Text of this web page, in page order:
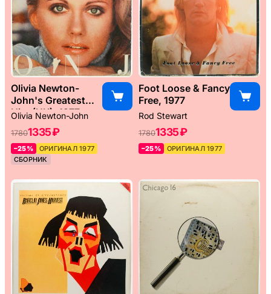
Olivia Newton-
John's Greatest
Hits (UK), 1977
Olivia Newton-John
17801335 ₽
–25%
ОРИГИНАЛ 1977
СБОРНИК
Foot Loose & Fancy
Free, 1977
Rod Stewart
17801335 ₽
–25% ОРИГИНАЛ 1977